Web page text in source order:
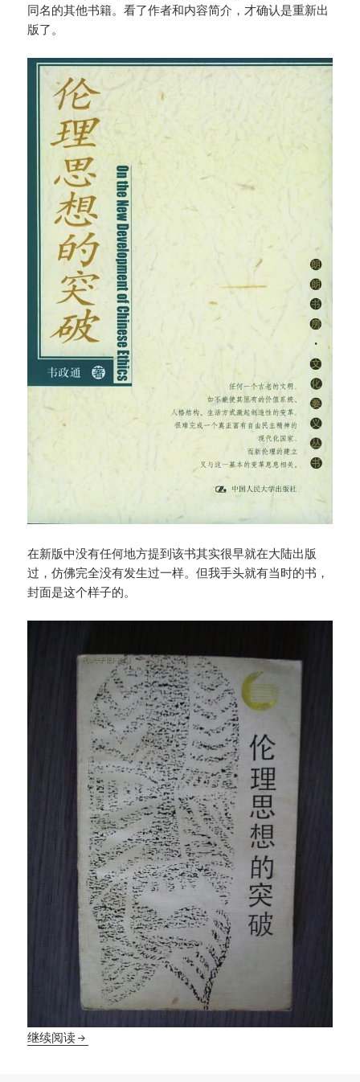
同名的其他书籍。看了作者和内容简介，才确认是重新出
版了。
在新版中没有任何地方提到该书其实很早就在大陆出版
过，仿佛完全没有发生过一样。但我手头就有当时的书，
封面是这个样子的。
继续阅读《伦理思想的突破》再读